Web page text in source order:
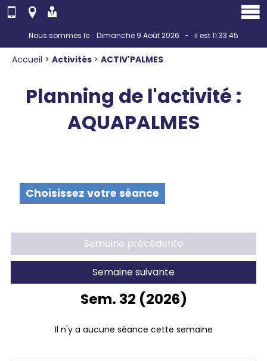
Nous sommes le : Dimanche 9 Août 2026 - il est 11:33:45
Accueil > Activités > ACTIV'PALMES
Planning de l'activité :
AQUAPALMES
Choisissez votre séance
Semaine précédente
Semaine suivante
Sem. 32 (2026)
Il n'y a aucune séance cette semaine
Panneau de gestion des cookies